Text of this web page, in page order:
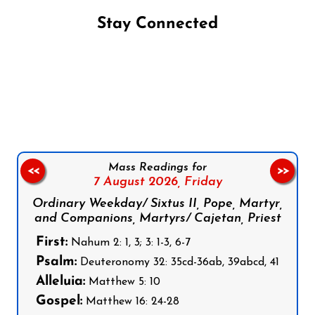
Stay Connected
Mass Readings for
7 August 2026, Friday
Ordinary Weekday/ Sixtus II, Pope, Martyr,
and Companions, Martyrs/ Cajetan, Priest
First: Nahum 2: 1, 3; 3: 1-3, 6-7
Psalm: Deuteronomy 32: 35cd-36ab, 39abcd, 41
Alleluia: Matthew 5: 10
Gospel: Matthew 16: 24-28
<< >>